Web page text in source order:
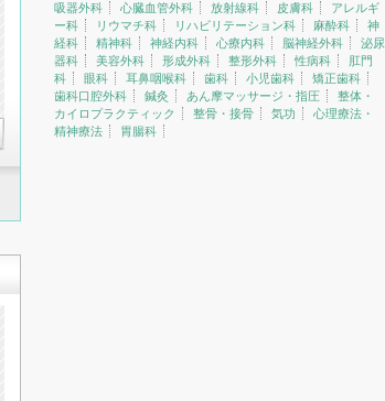
吸器外科
心臓血管外科 放射線科 皮膚科
アレルギ
ー科
リウマチ科 リハビリテーション科 麻酔科
神
経科
精神科 神経内科 心療内科 脳神経外科
泌尿
器科
美容外科 形成外科 整形外科 性病科
肛門
科
眼科 耳鼻咽喉科 歯科 小児歯科
矯正歯科
歯科口腔外科
鍼灸 あん摩マッサージ・指圧
整体・
カイロプラクティック
整骨・接骨 気功
心理療法・
精神療法
胃腸科